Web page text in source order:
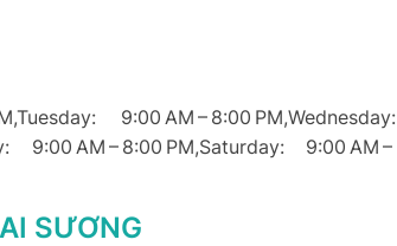
9:00 AM – 8:00 PM,Wednesday:
9:00 AM – 8:00 PM,Saturday: 9:00 AM –
SƯƠNG